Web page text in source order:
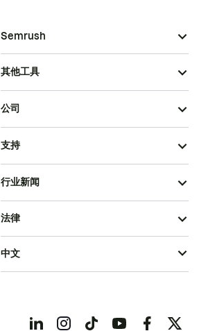
Semrush
其他工具
公司
支持
行业新闻
法律
中文